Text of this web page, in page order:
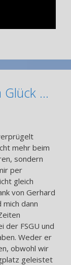
Glück …
mehr beim
sondern
per
gleich
von Gerhard
dann
der FSGU und
Weder er
obwohl wir
geleistet